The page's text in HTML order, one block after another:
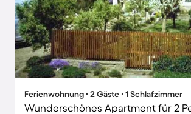
Ferienwohnung ∙ 2 Gäste ∙ 1 Schlafzimmer
Wunderschönes Apartment für 2